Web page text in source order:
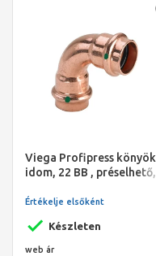
Viega Profipress könyök
idom, 22 BB , préselhető,
Készleten
Értékelje elsőként
web ár